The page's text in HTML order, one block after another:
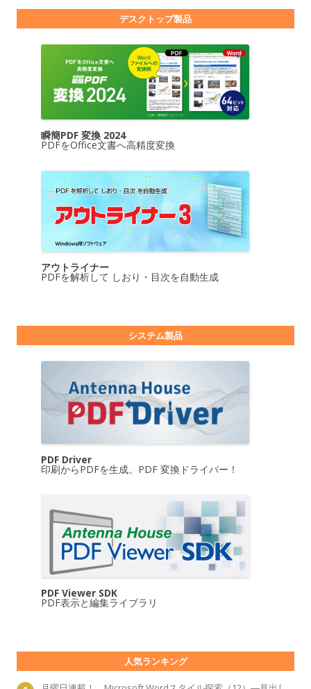
デスクトップ製品
瞬簡PDF 変換 2024
PDFをOffice文書へ高精度変換
アウトライナー
PDFを解析して しおり・目次を自動生成
システム製品
PDF Driver
印刷からPDFを生成。PDF 変換ドライバー！
PDF Viewer SDK
PDF表示と編集ライブラリ
人気ランキング